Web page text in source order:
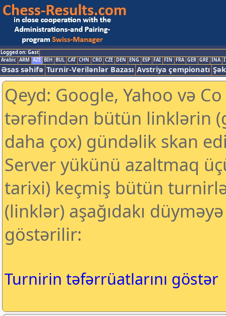
Logged on: Gast
Arabic ARM AZE BIH BUL CAT CHN CRO CZE DEN ENG ESP FAI FIN FRA GER GRE INA
Əsas səhifə Turnir-Verilənlər Bazası Avstriya çempionatı
Qeyd: Google, Yahoo və
tərəfindən bütün linklərin
daha çox) gündəlik skan
Server yükünü azaltmaq
tarixi) keçmiş bütün
(linklər) aşağıdakı
göstərilir:
Turnirin təfərrüatlarını göstər